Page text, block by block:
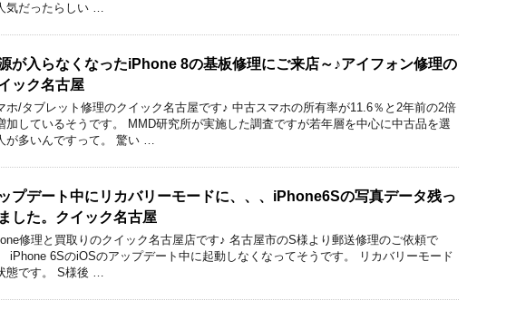
気だったらしい …
が入らなくなったiPhone 8の基板修理にご来店～♪アイフォン修理の
ック名古屋
ホ/タブレット修理のクイック名古屋です♪ 中古スマホの所有率が11.6％と2年前の2倍
加しているそうです。 MMD研究所が実施した調査ですが若年層を中心に中古品を選
が多いんですって。 驚い …
プデート中にリカバリーモードに、、、iPhone6Sの写真データ残っ
した。クイック名古屋
修理と買取りのクイック名古屋店です♪ 名古屋市のS様より郵送修理のご依頼で
iPhone 6SのiOSのアップデート中に起動しなくなってそうです。 リカバリーモード
態です。 S様後 …